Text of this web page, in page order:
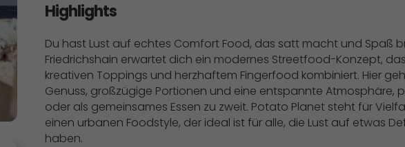
Highlights
Du hast Lust auf echtes Comfort Food, das satt macht und Spaß
Friedrichshain erwartet dich ein modernes Streetfood-Konzept,
kreativen Toppings und herzhaftem Fingerfood kombiniert. Hier
Genuss, großzügige Portionen und eine entspannte Atmosphäre,
oder als gemeinsames Essen zu zweit. Potato Planet steht für
einen urbanen Foodstyle, der ideal ist für alle, die Lust auf etwas
haben.